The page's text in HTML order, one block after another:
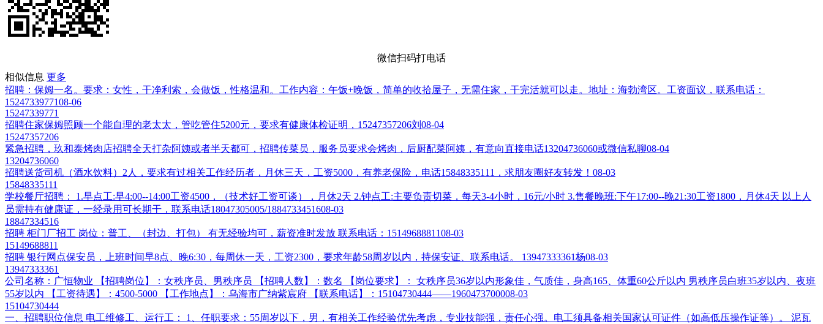
微信扫码打电话
相似信息 更多
招聘：保姆一名。要求：女性，干净利索，会做饭，性格温和。工作内容：午饭+晚饭，简单的收拾屋子，无需住家，干完活就可以走。地址：海勃湾区。工资面议，联系电话：
1524733977108-06
15247339771
招聘住家保姆照顾一个能自理的老太太，管吃管住5200元，要求有健康体检证明，15247357206刘 08-04
15247357206
紧急招聘，玖和泰烤肉店招聘全天打杂阿姨或者半天都可，招聘传菜员，服务员要求会烤肉，后厨配菜阿姨，有意向直接电话13204736060或微信私聊08-04
13204736060
招聘送货司机（酒水饮料）2人，要求有过相关工作经历者，月休三天，工资5000，有养老保险，电话15848335111，求朋友圈好友转发！ 08-03
15848335111
学校餐厅招聘： 1.早点工:早4:00--14:00工资4500，（技术好工资可谈），月休2天 2.钟点工:主要负责切菜，每天3-4小时，16元/小时 3.售餐晚班:下午17:00--晚21:30工资1800，月休4天 以上人
员需持有健康证，一经录用可长期干，联系电话18047305005/1884733451608-03
18847334516
招聘 柜门厂招工 岗位：普工、（封边、打包） 有无经验均可，薪资准时发放 联系电话：1514968881108-03
15149688811
招聘 银行网点保安员，上班时间早8点、晚6:30，每周休一天，工资2300，要求年龄58周岁以内，持保安证、联系电话。 13947333361杨08-03
13947333361
公司名称：广恒物业 【招聘岗位】：女秩序员、男秩序员 【招聘人数】：数名 【岗位要求】： 女秩序员36岁以内形象佳，气质佳，身高165、体重60公斤以内 男秩序员白班35岁以内、夜班
55岁以内 【工资待遇】：4500-5000 【工作地点】：乌海市广纳紫宸府 【联系电话】：15104730444——1960473700008-03
15104730444
一、招聘职位信息 电工维修工、运行工： 1、任职要求：55周岁以下，男，有相关工作经验优先考虑，专业技能强，责任心强。电工须具备相关国家认可证件（如高低压操作证等）。 泥瓦